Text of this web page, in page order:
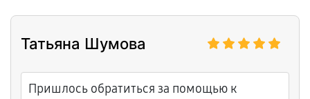
промывку всей системы дистиллированной
убедились в качестве работы. Стоимость
Татьяна Шумова
Пришлось обратиться за помощью к